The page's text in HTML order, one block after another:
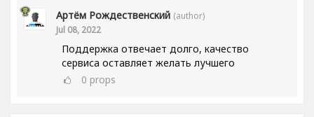
Артём Рождественский (author)
Jul 08, 2022
Поддержка отвечает долго, качество
сервиса оставляет желать лучшего
0 props